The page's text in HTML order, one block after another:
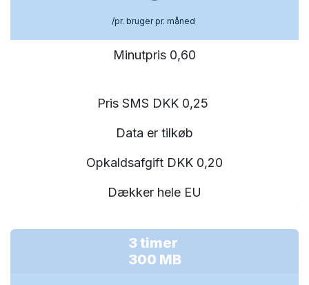
/pr. bruger pr. måned
Minutpris 0,60
Pris SMS DKK 0,25
Data er tilkøb
Opkaldsafgift DKK 0,20
Dækker hele EU
3 timer
300 MB